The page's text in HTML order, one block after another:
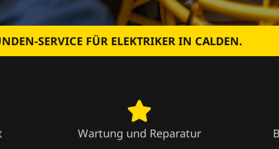
SERVICE FÜR ELEKTRIKER IN CALDEN.
Wartung und Reparatur